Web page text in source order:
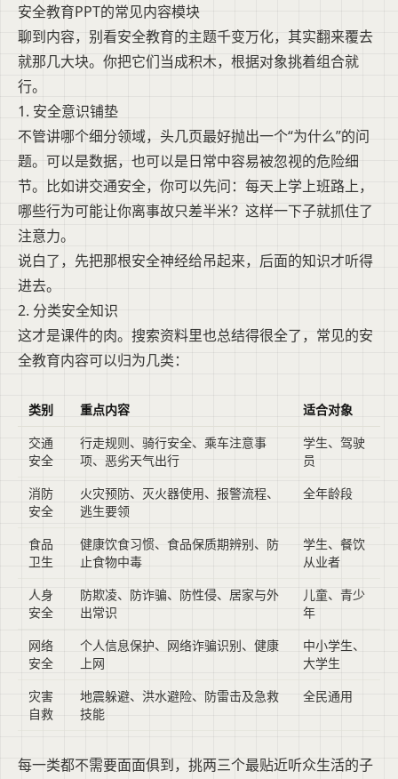
安全教育PPT的常见内容模块
聊到内容，别看安全教育的主题千变万化，其实翻来覆去
就那几大块。你把它们当成积木，根据对象挑着组合就
行。
1. 安全意识铺垫
不管讲哪个细分领域，头几页最好抛出一个“为什么”的问
题。可以是数据，也可以是日常中容易被忽视的危险细
节。比如讲交通安全，你可以先问：每天上学上班路上，
哪些行为可能让你离事故只差半米？这样一下子就抓住了
注意力。
说白了，先把那根安全神经给吊起来，后面的知识才听得
进去。
2. 分类安全知识
这才是课件的肉。搜索资料里也总结得很全了，常见的安
全教育内容可以归为几类：
类别 重点内容
适合对象
交通
安全
行走规则、骑行安全、乘车注意事
项、恶劣天气出行
学生、驾驶
员
消防
安全
火灾预防、灭火器使用、报警流程、
逃生要领
全年龄段
食品
卫生
健康饮食习惯、食品保质期辨别、防
止食物中毒
学生、餐饮
从业者
人身
安全
防欺凌、防诈骗、防性侵、居家与外
出常识
儿童、青少
年
网络
安全
个人信息保护、网络诈骗识别、健康
上网
中小学生、
大学生
灾害
自救
地震躲避、洪水避险、防雷击及急救
技能
全民通用
每一类都不需要面面俱到，挑两三个最贴近听众生活的子